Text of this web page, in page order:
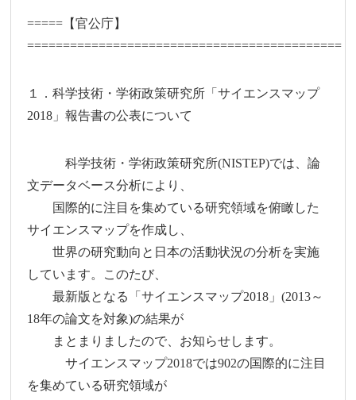
=====【官公庁】
============================================
１．科学技術・学術政策研究所「サイエンスマップ
2018」報告書の公表について
科学技術・学術政策研究所(NISTEP)では、論
文データベース分析により、
国際的に注目を集めている研究領域を俯瞰した
サイエンスマップを作成し、
世界の研究動向と日本の活動状況の分析を実施
しています。このたび、
最新版となる「サイエンスマップ2018」(2013～
18年の論文を対象)の結果が
まとまりましたので、お知らせします。
サイエンスマップ2018では902の国際的に注目
を集めている研究領域が